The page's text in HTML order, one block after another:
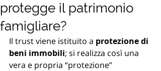
protegge il patrimonio
famigliare?
Il trust viene istituito a protezione di
beni immobili; si realizza così una
vera e propria “protezione”